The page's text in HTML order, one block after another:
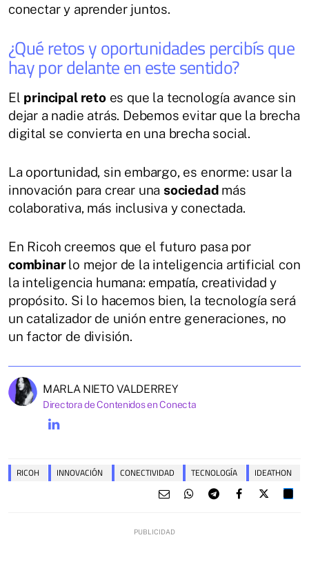
conectar y aprender juntos.
¿Qué retos y oportunidades percibís que
hay por delante en este sentido?
El principal retoes que la tecnología avance sin
dejar a nadie atrás. Debemos evitar que la brecha
digital se convierta en una brecha social.
La oportunidad, sin embargo, es enorme: usar la
innovación para crear unasociedad más
colaborativa, más inclusiva y conectada.
En Ricoh creemos que el futuro pasa por
combinarlo mejor de la inteligencia artificial con
la inteligencia humana: empatía, creatividad y
propósito. Si lo hacemos bien, la tecnología será
un catalizador de unión entre generaciones, no
un factor de división.
MARLA NIETO VALDERREY
Directora de Contenidos en Conecta
RICOH INNOVACIÓN CONECTIVIDAD TECNOLOGÍA IDEATHON